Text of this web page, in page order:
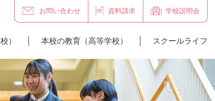
お問い合わせ 資料請求 学校説明会
） 本校の教育（高等学校） スクールライフ